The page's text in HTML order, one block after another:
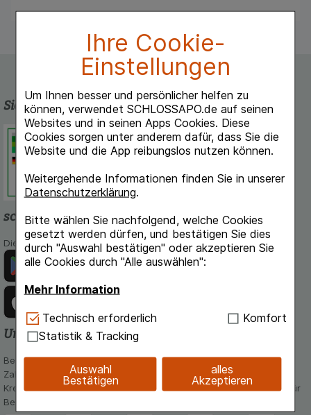
Ihre Cookie-
Einstellungen
Um Ihnen besser und persönlicher helfen zu
können, verwendet SCHLOSSAPO.de auf seinen
Websites und in seinen Apps Cookies. Diese
Cookies sorgen unter anderem dafür, dass Sie die
Website und die App reibungslos nutzen können.
Weitergehende Informationen finden Sie in unserer
Datenschutzerklärung.
Bitte wählen Sie nachfolgend, welche Cookies
gesetzt werden dürfen, und bestätigen Sie dies
durch "Auswahl bestätigen" oder akzeptieren Sie
alle Cookies durch "Alle auswählen":
Mehr Information
Technisch Notwendig:Hierbei handelt es sich um
Cookies, die für die Grundfunktionen unserer
Website notwendig sind (z.B. Navigation,
Warenkorb, Kundenkonto), weshalb auf diese nicht
verzichtet werden kann.
Technisch erforderlich
Komfort
Statistik & Tracking
Auswahl
Bestätigen
alles
Akzeptieren
Sicherheit und Qualität
Schlossapo.de ist registriert beim
Deutschen Institut für Medizinische
Dokumentation und Information.
schlossapo.de-App
Die App von schlossapo.de jetzt mit E-Rezept-Scanner
Unsere Zahlungsarten
Bequem und sicher - Wählen Sie aus unseren verschiedenen
Zahlungsmöglichkeiten:
Kreditkarte, PayPal,Vorkasse, iDeal, Bancontact und Rechnung (für
Bestandskunden)